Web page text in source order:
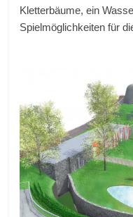
Kletterbäume, ein
Spielmöglichkeiten für